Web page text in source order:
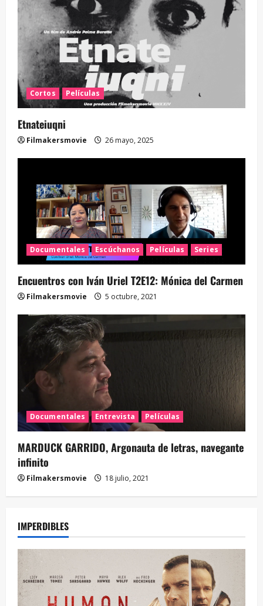
Cortos Películas
Etnateiuqni
Filmakersmovie 26 mayo, 2025
Documentales Escúchanos Películas Series
Encuentros con Iván Uriel T2E12: Mónica del Carmen
Filmakersmovie 5 octubre, 2021
Documentales Entrevista Películas
MARDUCK GARRIDO, Argonauta de letras, navegante
infinito
Filmakersmovie 18 julio, 2021
IMPERDIBLES